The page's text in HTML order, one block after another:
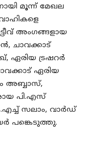
മൂന്ന് മേഖല
അംഗങ്ങളായ
ചാവക്കാട്
ഏരിയ ട്രഷറർ
ഏരിയ
അബ്ബാസ്,
പി.എസ്
സലാം, വാർഡ്
പങ്കെടുത്തു.